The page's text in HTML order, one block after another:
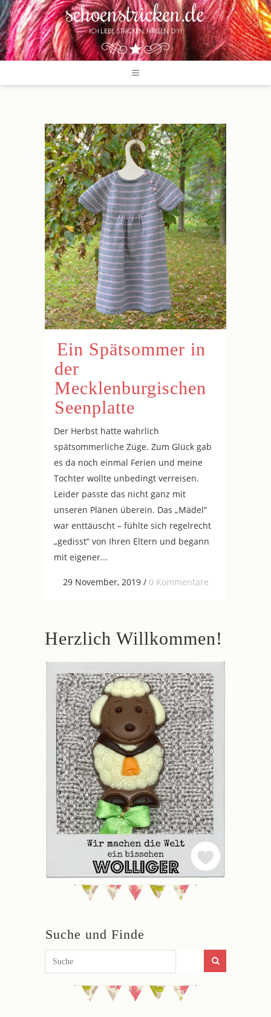
Ein Spätsommer in
der
Mecklenburgischen
Seenplatte
Der Herbst hatte wahrlich
spätsommerliche Züge. Zum Glück gab
es da noch einmal Ferien und meine
Tochter wollte unbedingt verreisen.
Leider passte das nicht ganz mit
unseren Plänen überein. Das „Mädel“
war enttäuscht – fühlte sich regelrecht
„gedisst“ von Ihren Eltern und begann
mit eigener...
29 November, 2019/ 0 Kommentare
Herzlich Willkommen!
Suche und Finde